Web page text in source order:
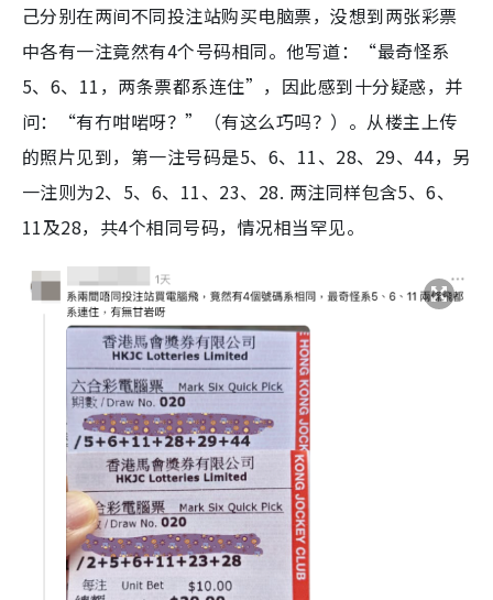
己分别在两间不同投注站购买电脑票，没想到两张彩票
中各有一注竟然有4个号码相同。他写道：“最奇怪系
5、6、11，两条票都系连住”，因此感到十分疑惑，并
问：“有冇咁啱呀？”（有这么巧吗？）。从楼主上传
的照片见到，第一注号码是5、6、11、28、29、44，另
一注则为2、5、6、11、23、28. 两注同样包含5、6、
11及28，共4个相同号码，情况相当罕见。